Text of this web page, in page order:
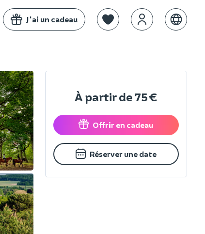
J'ai un cadeau
À partir de75 €
Offrir en cadeau
Réserver une date